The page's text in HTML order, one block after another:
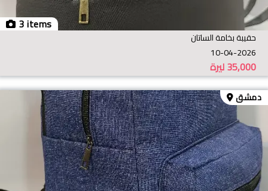
3 items
حقيبة بخامة الساتان
10-04-2026
ليرة35,000
دمشق